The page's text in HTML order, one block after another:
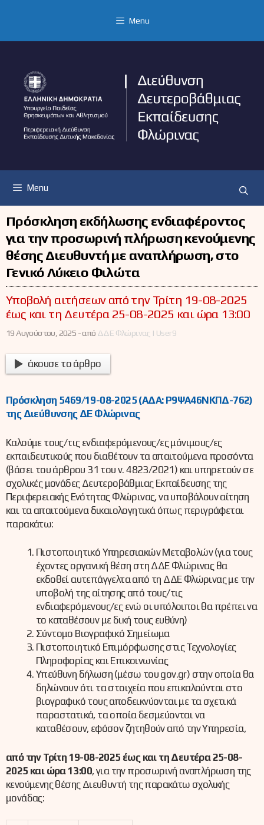
Menu
Menu
Πρόσκληση εκδήλωσης ενδιαφέροντος
για την προσωρινή πλήρωση κενούμενης
θέσης Διευθυντή με αναπλήρωση, στο
Γενικό Λύκειο Φιλώτα
Υποβολή αιτήσεων από την Τρίτη 19-08-2025
έως και τη Δευτέρα 25-08-2025 και ώρα 13:00
19 Αυγούστου, 2025 -από ΔΔΕ Φλώρινας | User9
άκουσε το άρθρο
Πρόσκληση 5469/19-08-2025 (ΑΔΑ: Ρ9ΨΑ46ΝΚΠΔ-762)
της Διεύθυνσης ΔΕ Φλώρινας
Καλούμε τους/τις ενδιαφερόμενους/ες μόνιμους/ες
εκπαιδευτικούς που διαθέτουν τα απαιτούμενα προσόντα
(βάσει του άρθρου 31 του ν. 4823/2021) και υπηρετούν σε
σχολικές μονάδες Δευτεροβάθμιας Εκπαίδευσης της
Περιφερειακής Ενότητας Φλώρινας, να υποβάλουν αίτηση
και τα απαιτούμενα δικαιολογητικά όπως περιγράφεται
παρακάτω:
Πιστοποιητικό Υπηρεσιακών Μεταβολών (για τους
έχοντες οργανική θέση στη ΔΔΕ Φλώρινας θα
εκδοθεί αυτεπάγγελτα από τη ΔΔΕ Φλώρινας με την
υποβολή της αίτησης από τους/τις
ενδιαφερόμενους/ες ενώ οι υπόλοιποι θα πρέπει να
το καταθέσουν με δική τους ευθύνη)
Σύντομο Βιογραφικό Σημείωμα
Πιστοποιητικό Επιμόρφωσης στις Τεχνολογίες
Πληροφορίας και Επικοινωνίας
Υπεύθυνη δήλωση (μέσω του gov.gr) στην οποία θα
δηλώνουν ότι τα στοιχεία που επικαλούνται στο
βιογραφικό τους αποδεικνύονται με τα σχετικά
παραστατικά, τα οποία δεσμεύονται να
καταθέσουν, εφόσον ζητηθούν από την Υπηρεσία,
από την Τρίτη 19-08-2025 έως και τη Δευτέρα 25-08-
2025 και ώρα 13:00, για την προσωρινή αναπλήρωση της
κενούμενης θέσης Διευθυντή της παρακάτω σχολικής
μονάδας: